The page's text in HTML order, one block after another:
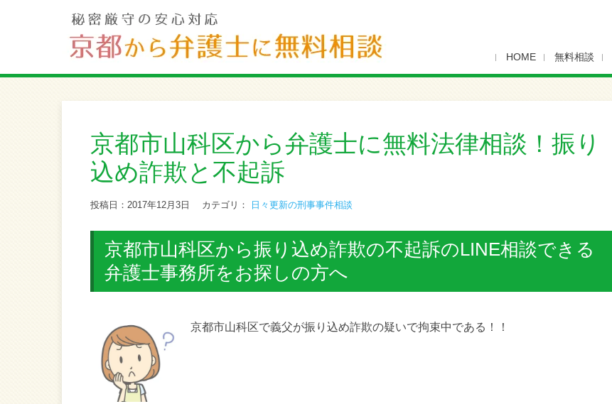
HOME 無料相談
京都市山科区から弁護士に無料法律相談！振り
込め詐欺と不起訴
投稿日：2017年12月3日 カテゴリ： 日々更新の刑事事件相談
京都市山科区から振り込め詐欺の不起訴のLINE相談できる
弁護士事務所をお探しの方へ
京都市山科区で義父が振り込め詐欺の疑いで拘束中である！！